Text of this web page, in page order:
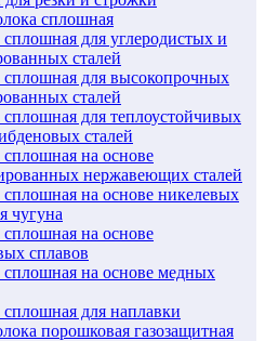
сплошная
для углеродистых и
сталей
для высокопрочных
сталей
для теплоустойчивых
сталей
на основе
нержавеющих сталей
на основе никелевых
чугуна
на основе
сплавов
на основе медных
для наплавки
порошковая газозащитная